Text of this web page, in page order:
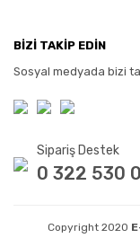
BİZİ TAKİP EDİN
Sosyal medyada bizi
Sipariş Destek
0 322 530
Copyright 2020